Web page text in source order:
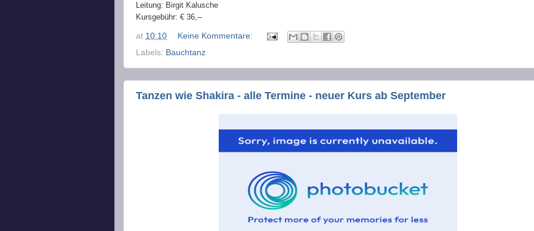
Leitung: Birgit Kalusche
Kursgebühr: € 36,--
at 10:10
Keine Kommentare:
Labels: Bauchtanz
Tanzen wie Shakira - alle Termine - neuer Kurs ab September